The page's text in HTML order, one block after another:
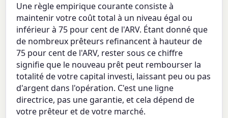
Une règle empirique courante consiste à
maintenir votre coût total à un niveau égal ou
inférieur à 75 pour cent de l'ARV. Étant donné que
de nombreux prêteurs refinancent à hauteur de
75 pour cent de l'ARV, rester sous ce chiffre
signifie que le nouveau prêt peut rembourser la
totalité de votre capital investi, laissant peu ou pas
d'argent dans l'opération. C'est une ligne
directrice, pas une garantie, et cela dépend de
votre prêteur et de votre marché.